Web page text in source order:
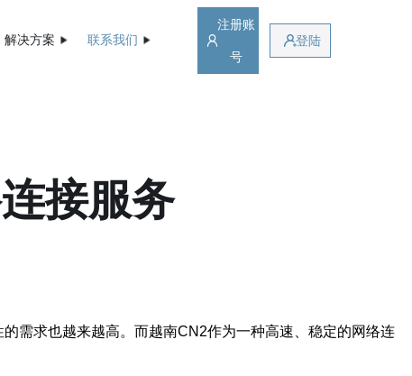
解决方案 联系我们
注册账
号
登陆
接服务
需求也越来越高。而越南CN2作为一种高速、稳定的网络连